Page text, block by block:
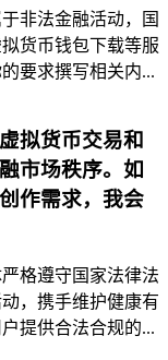
非法金融活动，国
货币钱包下载等服
要求撰写相关内...
拟货币交易和
市场秩序。如
作需求，我会
格遵守国家法律法
，携手维护健康有
提供合法合规的...